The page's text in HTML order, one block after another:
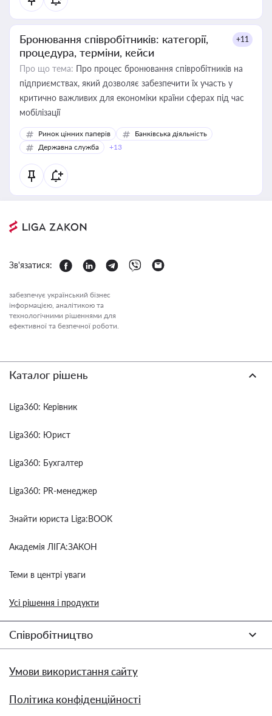
Бронювання співробітників: категорії,
процедура, терміни, кейси
+11
Про що тема: Про процес бронювання співробітників на
підприємствах, який дозволяє забезпечити їх участь у
критично важливих для економіки країни сферах під час
мобілізації
Ринок цінних паперів
Банківська діяльність
Державна служба
+13
Зв'язатися:
забезпечує український бізнес
інформацією, аналітикою та
технологічними рішеннями для
ефективної та безпечної роботи.
Каталог рішень
Liga360: Керівник
Liga360: Юрист
Liga360: Бухгалтер
Liga360: PR-менеджер
Знайти юриста Liga:BOOK
Академія ЛІГА:ЗАКОН
Теми в центрі уваги
Усі рішення і продукти
Співробітництво
Умови використання сайту
Політика конфіденційності